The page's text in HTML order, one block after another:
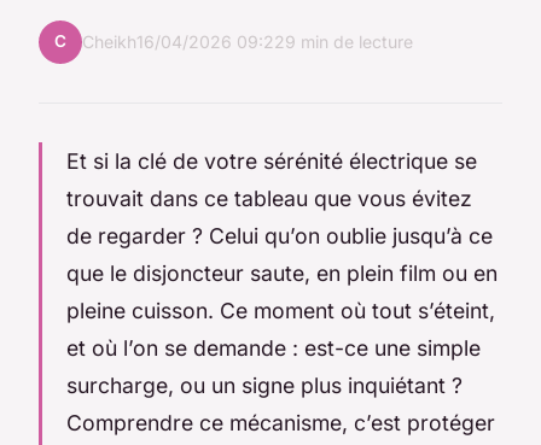
C Cheikh16/04/2026 09:229 min de lecture
Et si la clé de votre sérénité électrique se
trouvait dans ce tableau que vous évitez
de regarder ? Celui qu’on oublie jusqu’à ce
que le disjoncteur saute, en plein film ou en
pleine cuisson. Ce moment où tout s’éteint,
et où l’on se demande : est-ce une simple
surcharge, ou un signe plus inquiétant ?
Comprendre ce mécanisme, c’est protéger